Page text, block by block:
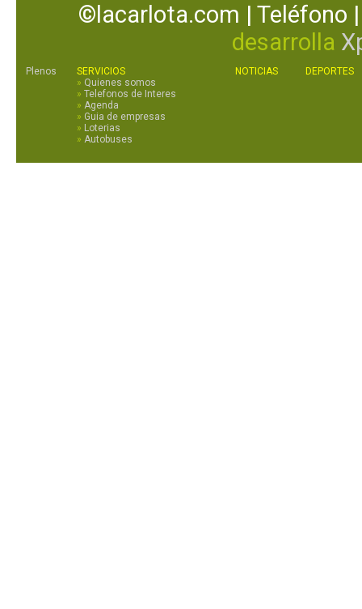
©lacarlota.com | Teléfono
desarrolla
Plenos
SERVICIOS
» Quienes somos
» Telefonos de Interes
» Agenda
» Guia de empresas
» Loterias
» Autobuses
NOTICIAS DEPORTES